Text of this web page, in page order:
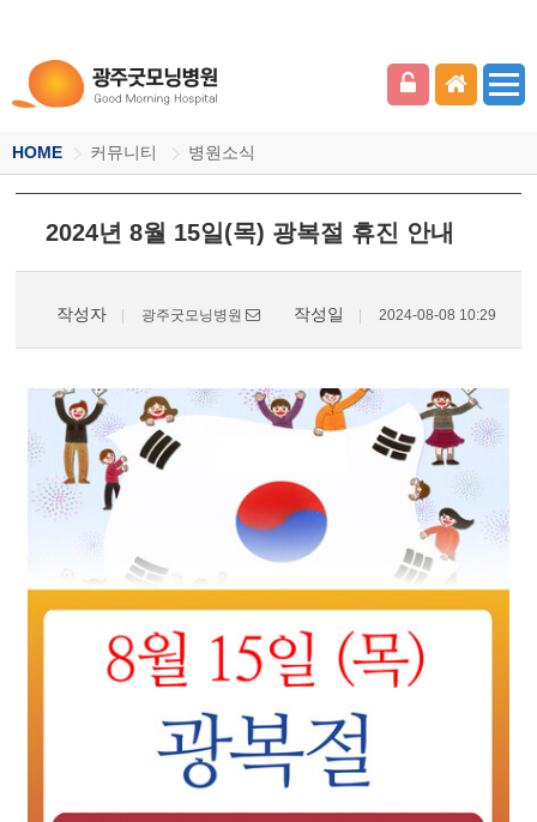
HOME 커뮤니티 병원소식
2024년 8월 15일(목) 광복절 휴진 안내
작성자 광주굿모닝병원 작성일 2024-08-08 10:29